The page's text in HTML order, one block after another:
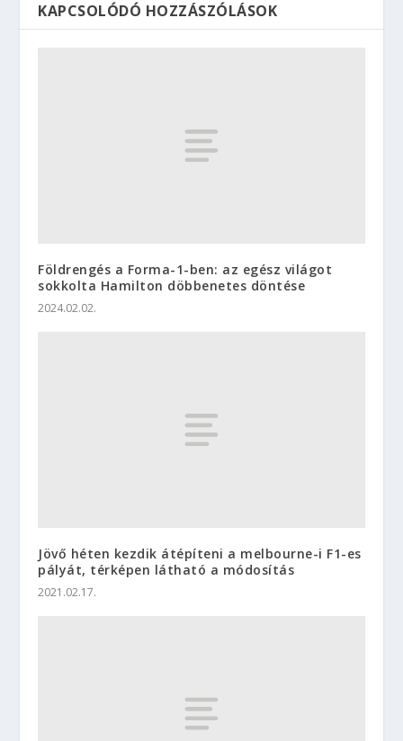
KAPCSOLÓDÓ HOZZÁSZÓLÁSOK
Földrengés a Forma-1-ben: az egész világot
sokkolta Hamilton döbbenetes döntése
2024.02.02.
Jövő héten kezdik átépíteni a melbourne-i F1-es
pályát, térképen látható a módosítás
2021.02.17.